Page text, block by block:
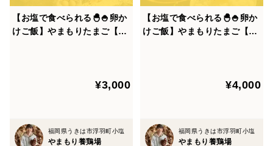
そぼろ丼
鶏の脂が美味しいので、甘さは少なくしても良いかもで
【お塩で食べられる🐣🍚卵か
けご飯】やまもりたまご【30
¥3,000
福岡県うきは市浮羽町小塩
やまもり養鶏場
【お塩で食べられる🐣🍚卵か
けご飯】やまもりたまご【40
¥4,000
福岡県うきは市浮羽町小塩
やまもり養鶏場